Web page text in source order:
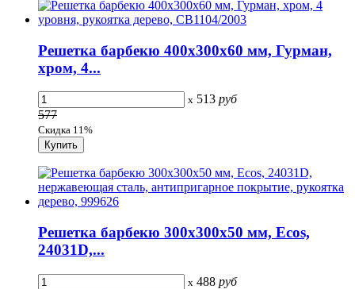
Решетка барбекю 400х300х60 мм, Гурман,
хром, 4...
x 513 руб
577
Скидка 11%
Решетка барбекю 300х300х50 мм, Ecos,
24031D,...
x 488 руб